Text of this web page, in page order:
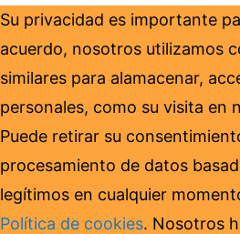
Su privacidad es importante
acuerdo, nosotros utilizamos
similares para alamacenar,
personales, como su visita en
Puede retirar su
procesamiento de datos
legítimos en cualquier
Política de cookies. Nosotros